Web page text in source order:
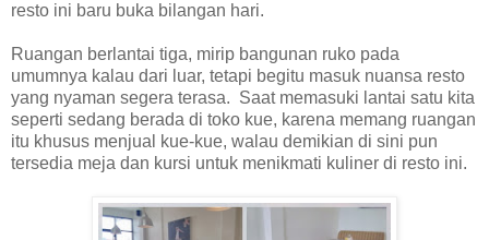
resto ini baru buka bilangan hari.
Ruangan berlantai tiga, mirip bangunan ruko pada
umumnya kalau dari luar, tetapi begitu masuk nuansa resto
yang nyaman segera terasa. Saat memasuki lantai satu kita
seperti sedang berada di toko kue, karena memang ruangan
itu khusus menjual kue-kue, walau demikian di sini pun
tersedia meja dan kursi untuk menikmati kuliner di resto ini.